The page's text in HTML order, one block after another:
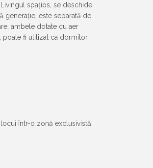
spațios, se deschide
generație, este separată de
ambele dotate cu aer
poate fi utilizat ca dormitor
într-o zonă exclusivistă,